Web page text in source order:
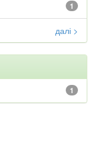
1
далі >
1